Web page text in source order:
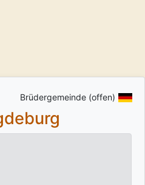
Brüdergemeinde (offen)